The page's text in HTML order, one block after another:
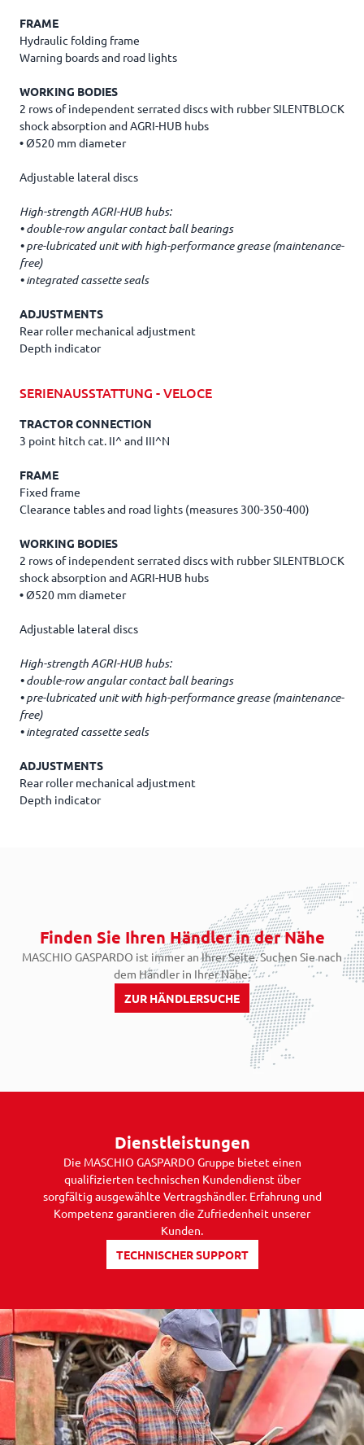
FRAME
Hydraulic folding frame
Warning boards and road lights
WORKING BODIES
2 rows of independent serrated discs with rubber SILENTBLOCK
shock absorption and AGRI-HUB hubs
•Ø520 mm diameter
Adjustable lateral discs
High-strength AGRI-HUB hubs:
•double-row angular contact ball bearings
•pre-lubricated unit with high-performance grease (maintenance-
free)
•integrated cassette seals
ADJUSTMENTS
Rear roller mechanical adjustment
Depth indicator
SERIENAUSSTATTUNG - VELOCE
TRACTOR CONNECTION
3 point hitch cat. II^ and III^N
FRAME
Fixed frame
Clearance tables and road lights (measures 300-350-400)
WORKING BODIES
2 rows of independent serrated discs with rubber SILENTBLOCK
shock absorption and AGRI-HUB hubs
•Ø520 mm diameter
Adjustable lateral discs
High-strength AGRI-HUB hubs:
•double-row angular contact ball bearings
•pre-lubricated unit with high-performance grease (maintenance-
free)
•integrated cassette seals
ADJUSTMENTS
Rear roller mechanical adjustment
Depth indicator
Finden Sie Ihren Händler in der Nähe
MASCHIO GASPARDO ist immer an Ihrer Seite. Suchen Sie nach
dem Händler in Ihrer Nähe.
ZUR HÄNDLERSUCHE
Dienstleistungen
Die MASCHIO GASPARDO Gruppe bietet einen
qualifizierten technischen Kundendienst über
sorgfältig ausgewählte Vertragshändler. Erfahrung und
Kompetenz garantieren die Zufriedenheit unserer
Kunden.
TECHNISCHER SUPPORT